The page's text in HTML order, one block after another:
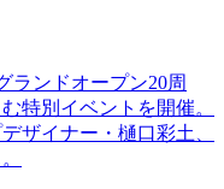
ランドオープン20周
特別イベントを開催。
ザイナー・樋口彩土、